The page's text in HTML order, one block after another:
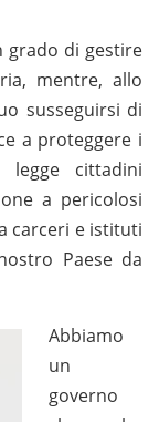
grado di gestire
mentre, allo
susseguirsi di
a proteggere i
cittadini
a pericolosi
carceri e istituti
Paese da
Abbiamo
un
governo